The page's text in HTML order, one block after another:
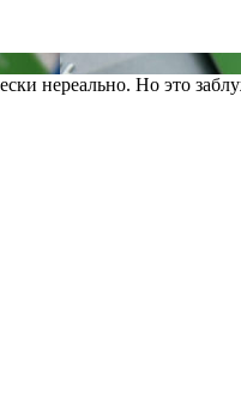
нереально. Но это